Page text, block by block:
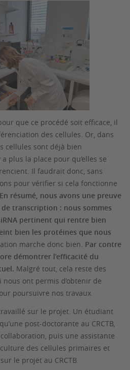
que ce procédé soit efficace, il
des cellules. Or, dans
cellules sont déjà bien
plus la place pour qu’elles se
Il faudrait donc, sans
pour vérifier si cela fonctionne
En résumé, nous avons une preuve
transcription : nous sommes
pertinent qui rentre bien
bien les protéines que nous
marche donc bien. Par contre
démontrer l’efficacité du
Malgré tout, cela reste des
ont permis d’obtenir de
poursuivre nos travaux.
sur le projet. Un étudiant
post-doctorante au CRCTB,
puis une assistante
des cellules primaires et
le projet au CRCTB.